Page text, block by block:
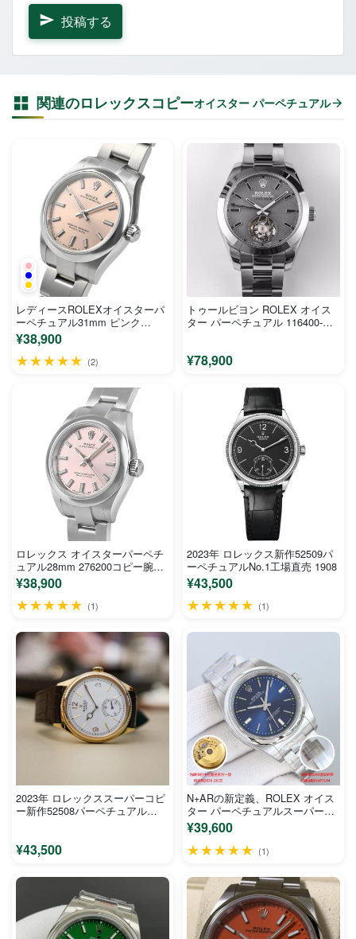
投稿する
関連のロレックスコピーオイスター パーペチュアル
レディースROLEXオイスターパ
ーペチュアル31mm ピンク
277200
¥38,900
★★★★★ (2)
トゥールビヨン ROLEX オイス
ター パーペチュアル 116400-
¥78,900
ロレックス オイスターパーペチ
ュアル28mm 276200コピー腕時
計
¥38,900
★★★★★ (1)
2023年 ロレックス新作52509パ
ーペチュアルNo.1工場直売 1908
¥43,500
★★★★★ (1)
2023年 ロレックススーパーコピ
ー新作52508パーペチュアル
¥43,500
N+ARの新定義、ROLEX オイス
ター パーペチュアルスーパーコ
ピー39mm 114300-001
¥39,600
★★★★★ (1)